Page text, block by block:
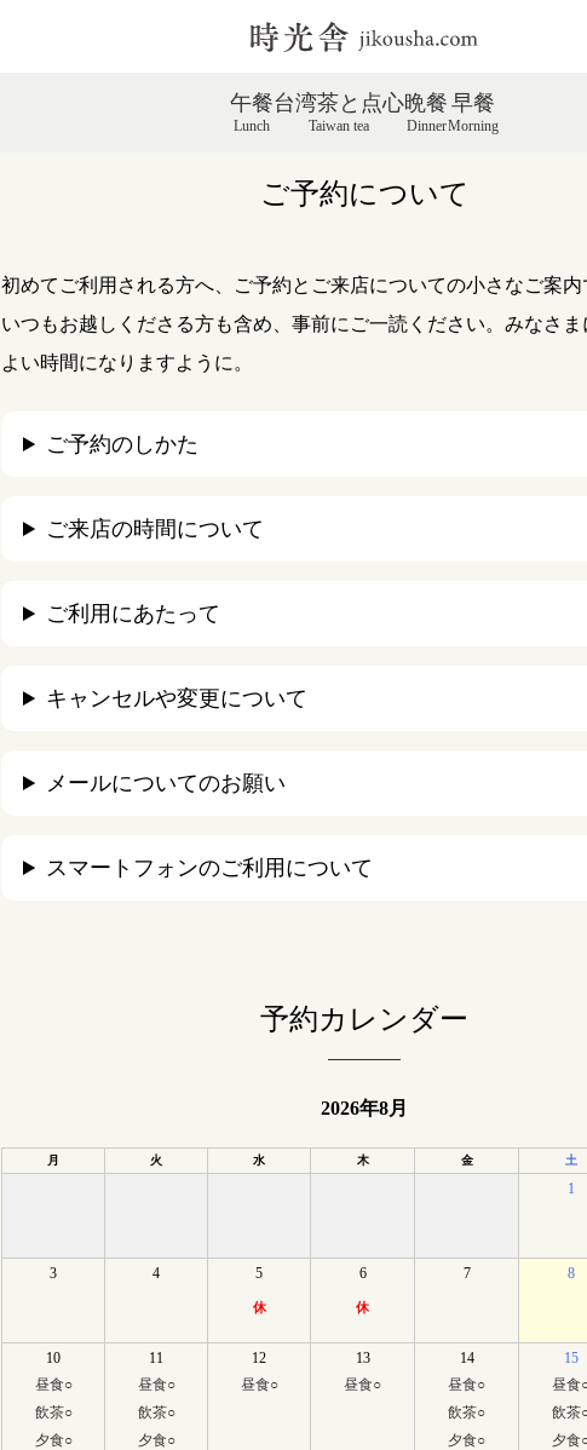
午餐
Lunch
台湾茶と点心
Taiwan tea
晩餐
Dinner
早餐
Morning
ご予約について
初めてご利用される方へ、ご予約とご来店についての小さなご案内
いつもお越しくださる方も含め、事前にご一読ください。みなさ
よい時間になりますように。
ご予約のしかた
ご来店の時間について
ご利用にあたって
キャンセルや変更について
メールについてのお願い
スマートフォンのご利用について
予約カレンダー
2026年8月
月 火 水 木 金 土
1
3 4 5
休
6
休
7 8
10
昼食○
飲茶○
夕食○
11
昼食○
飲茶○
夕食○
12
昼食○
13
昼食○
14
昼食○
飲茶○
夕食○
15
昼食
飲茶
夕食